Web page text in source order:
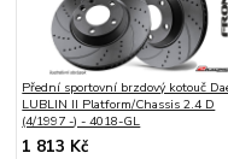
Přední sportovní brzdový kotouč
LUBLIN II Platform/Chassis 2.4 D
(4/1997 -) - 4018-GL
1 813 Kč